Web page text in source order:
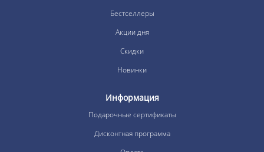
Бестселлеры
Акции дня
Скидки
Новинки
Информация
Подарочные сертификаты
Дисконтная программа